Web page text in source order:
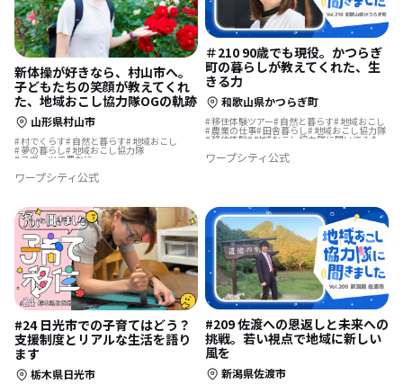
新体操が好きなら、村山市へ。
子どもたちの笑顔が教えてくれ
た、地域おこし協力隊OGの軌跡
山形県村山市
村でくらす 自然と暮らす 地域おこし
夢の暮らし 地域おこし協力隊
スポーツで豊かに
ワープシティ公式
＃210 90歳でも現役。かつらぎ
町の暮らしが教えてくれた、生
きる力
和歌山県かつらぎ町
移住体験ツアー 自然と暮らす 地域おこし
農業の仕事 田舎暮らし 地域おこし協力隊
移住体験 地域おこし協力隊に聞いてみた
ワープシティ公式
#24 日光市での子育てはどう？
支援制度とリアルな生活を語り
ます
栃木県日光市
#209 佐渡への恩返しと未来への
挑戦。若い視点で地域に新しい
風を
新潟県佐渡市